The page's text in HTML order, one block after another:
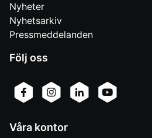
Nyheter
Nyhetsarkiv
Pressmeddelanden
Följ oss
Våra kontor